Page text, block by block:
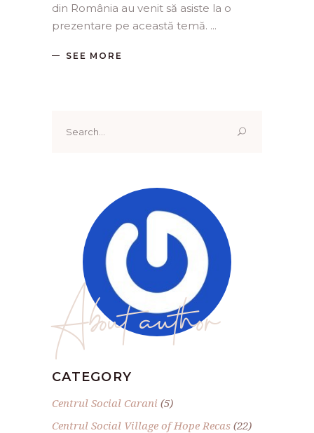
din România au venit să asiste la o
prezentare pe această temă.
SEE MORE
for:
About author
CATEGORY
Centrul Social Carani (5)
Centrul Social Village of Hope Recas (22)